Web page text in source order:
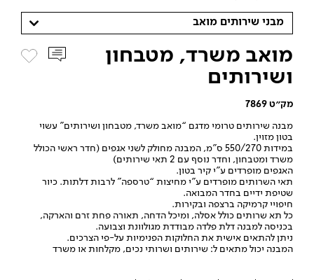
מבני שירותים מואב
מואב משרד, מטבחון
ושירותים
מק״ט 7869
מבנה שירותים טרומי מדגם “מואב משרד, מטבחון ושירותים” עשוי
בטון מזוין.
במידות 550/270 ס”מ, המבנה מחולק לשני אגפים (חדר ראשי הכולל
משרד ומטבחון, וחדר נוסף עם 2 תאי שירותים)
האגפים מופרדים ע”י קיר בטון.
תאי השרותים מופרדים ע”י מחיצות “טרספה” לרבות דלתות. כיור
שטיפת ידיים בחדר המבואה.
חיפויי קרמיקה ברצפה ובקירות.
כל תא שרותים כולל אסלה, ומיכל הדחה, תאורה פחת זרם והארקה,
בכניסה למבנה דלת פלדה מבודדת מגולוונת וצבועה.
ניתן להתאים אישית את החלוקות הפנימיות על-פי הצרכים.
המבנה יכול מתאים ל: שירותים ושרותי נכים, מקלחות או משרד